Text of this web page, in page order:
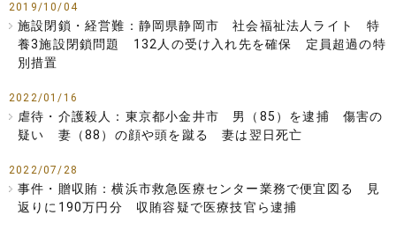
2019/10/04
施設閉鎖・経営難：静岡県静岡市 社会福祉法人ライト 特
養3施設閉鎖問題 132人の受け入れ先を確保 定員超過の特
別措置
2022/01/16
虐待・介護殺人：東京都小金井市 男（85）を逮捕 傷害の
疑い 妻（88）の顔や頭を蹴る 妻は翌日死亡
2022/07/28
事件・贈収賄：横浜市救急医療センター業務で便宜図る 見
返りに190万円分 収賄容疑で医療技官ら逮捕